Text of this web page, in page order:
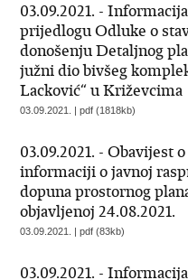
03.09.2021. -
prijedlogu Odluke o
donošenju Detaljnog
južni dio bivšeg
Lacković“ u Križevcima
03.09.2021. | pdf (1818kb)
03.09.2021. - Obavijest
informaciji o javnoj
dopuna prostornog
objavljenoj 24.08.2021.
03.09.2021. | pdf (83kb)
03.09.2021. -